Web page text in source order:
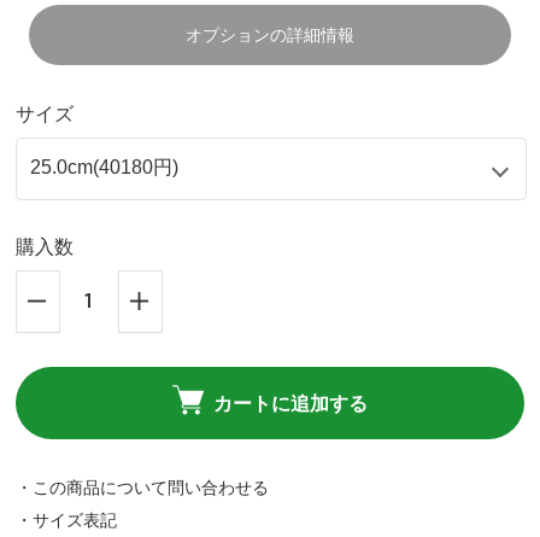
オプションの詳細情報
サイズ
購入数
カートに追加する
・この商品について問い合わせる
・サイズ表記